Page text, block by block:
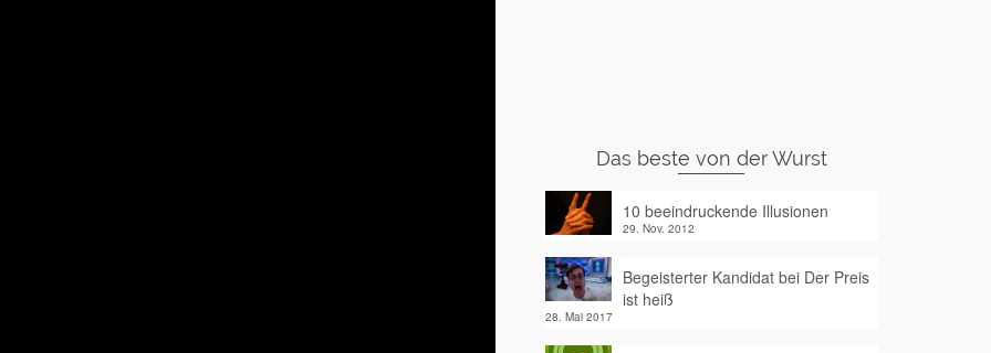
Das beste von der Wurst
10 beeindruckende Illusionen
29. Nov. 2012
Begeisterter Kandidat bei Der Preis
ist heiß
28. Mai 2017